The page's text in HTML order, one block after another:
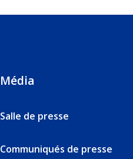
Média
Salle de presse
Communiqués de presse